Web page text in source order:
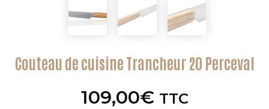
Couteau de cuisine Trancheur 20 Perceval
109,00€ TTC